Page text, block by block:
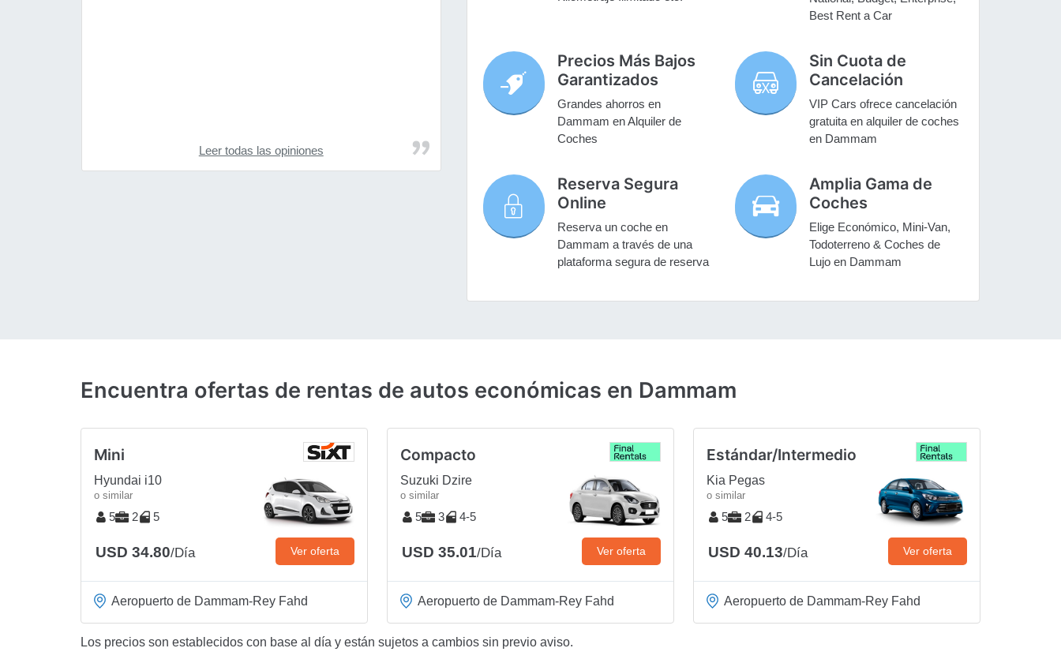
Leer todas las opiniones
Best Rent a Car
Precios Más Bajos
Garantizados
Grandes ahorros en
Dammam en Alquiler de
Coches
Sin Cuota de
Cancelación
VIP Cars ofrece cancelación
gratuita en alquiler de coches
en Dammam
Reserva Segura
Online
Reserva un coche en
Dammam a través de una
plataforma segura de reserva
Amplia Gama de
Coches
Elige Económico, Mini-Van,
Todoterreno & Coches de
Lujo en Dammam
Encuentra ofertas de rentas de autos económicas en Dammam
Mini
Hyundai i10
o similar
5 2 5
USD 34.80/Día Ver oferta
Aeropuerto de Dammam-Rey Fahd
Compacto
Suzuki Dzire
o similar
5 3 4-5
USD 35.01/Día Ver oferta
Aeropuerto de Dammam-Rey Fahd
Estándar/Intermedio
Kia Pegas
o similar
5 2 4-5
USD 40.13/Día Ver oferta
Aeropuerto de Dammam-Rey Fahd
Los precios son establecidos con base al día y están sujetos a cambios sin previo aviso.